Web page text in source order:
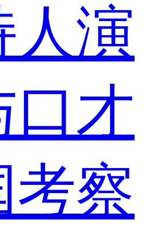
人演
口才
考察